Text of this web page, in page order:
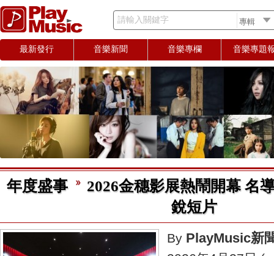
請輸入關鍵字
最新發行 音樂新聞 音樂專欄 音樂專題
年度盛事
2026金穗影展熱鬧開幕 名
銳短片
By PlayMusic新